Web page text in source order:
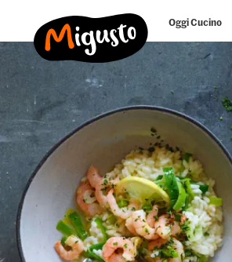
Oggi Cucino